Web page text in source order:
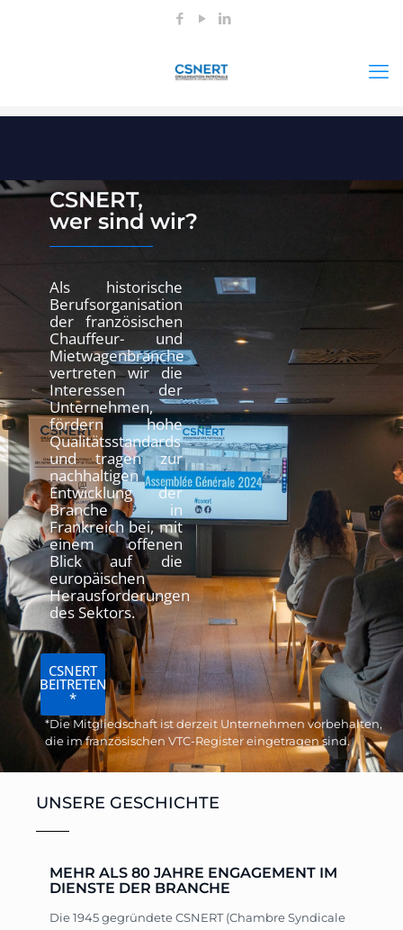
CSNERT,
wer sind wir?
Als historische
Berufsorganisation
der französischen
Chauffeur- und
Mietwagenbranche
vertreten wir die
Interessen der
Unternehmen,
fördern hohe
Qualitätsstandards
und tragen zur
nachhaltigen
Entwicklung der
Branche in
Frankreich bei, mit
einem offenen
Blick auf die
europäischen
Herausforderungen
des Sektors.
CSNERT
BEITRETEN
*
*Die Mitgliedschaft ist derzeit Unternehmen vorbehalten,
die im französischen VTC-Register eingetragen sind.
UNSERE GESCHICHTE
MEHR ALS 80 JAHRE ENGAGEMENT IM
DIENSTE DER BRANCHE
Die 1945 gegründete CSNERT (Chambre Syndicale